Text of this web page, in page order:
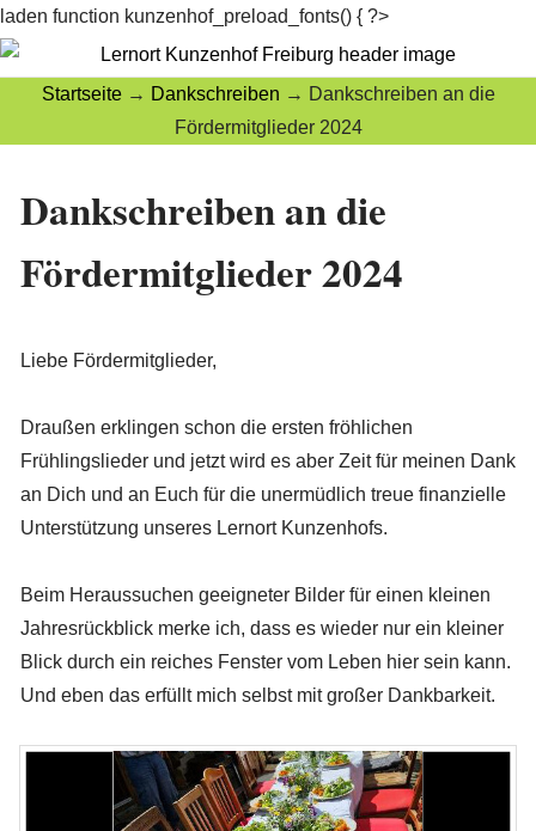
laden function kunzenhof_preload_fonts() { ?>
Startseite → Dankschreiben → Dankschreiben an die
Fördermitglieder 2024
Dankschreiben an die
Fördermitglieder 2024
Liebe Fördermitglieder,
Draußen erklingen schon die ersten fröhlichen
Frühlingslieder und jetzt wird es aber Zeit für meinen Dank
an Dich und an Euch für die unermüdlich treue finanzielle
Unterstützung unseres Lernort Kunzenhofs.
Beim Heraussuchen geeigneter Bilder für einen kleinen
Jahresrückblick merke ich, dass es wieder nur ein kleiner
Blick durch ein reiches Fenster vom Leben hier sein kann.
Und eben das erfüllt mich selbst mit großer Dankbarkeit.